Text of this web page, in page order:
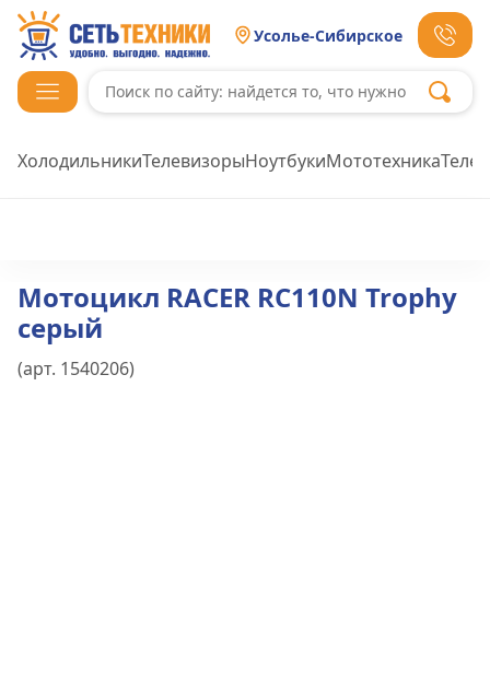
Усолье-Сибирское
ХолодильникиТелевизорыНоутбукиМототехника
Мотоцикл RACER RC110N Trophy
серый
(арт. 1540206)